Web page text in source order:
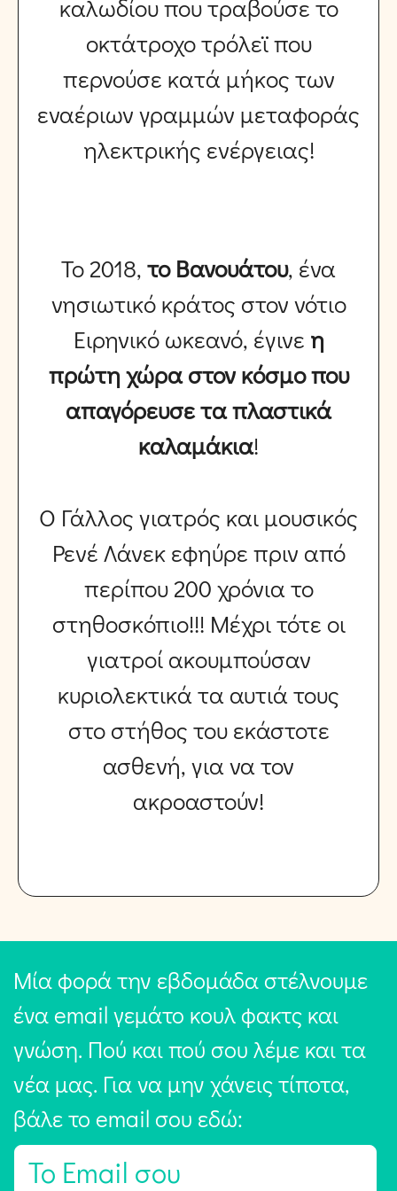
καλωδίου που τραβούσε το
οκτάτροχο τρόλεϊ που
περνούσε κατά μήκος των
εναέριων γραμμών μεταφοράς
ηλεκτρικής ενέργειας!
Το 2018, το Βανουάτου, ένα
νησιωτικό κράτος στον νότιο
Ειρηνικό ωκεανό, έγινε η
πρώτη χώρα στον κόσμο που
απαγόρευσε τα πλαστικά
καλαμάκια!
Ο Γάλλος γιατρός και μουσικός
Ρενέ Λάνεκ εφηύρε πριν από
περίπου 200 χρόνια το
στηθοσκόπιο!!! Μέχρι τότε οι
γιατροί ακουμπούσαν
κυριολεκτικά τα αυτιά τους
στο στήθος του εκάστοτε
ασθενή, για να τον
ακροαστούν!
Μία φορά την εβδομάδα στέλνουμε
ένα email γεμάτο κουλ φακτς και
γνώση. Πού και πού σου λέμε και τα
νέα μας. Για να μην χάνεις τίποτα,
βάλε το email σου εδώ:
E